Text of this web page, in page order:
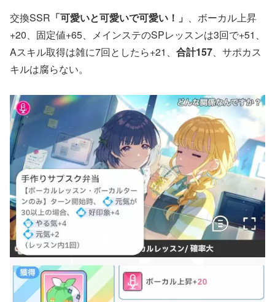
交換SSR 「可愛いと可愛いで可愛い！」 、ボーカル上昇
+20、固定値+65、メインステのSPレッスンは3回で+51、
Aスキル取得は雑に7回としたら+21、 合計157、サポカス
キルは腐らない。